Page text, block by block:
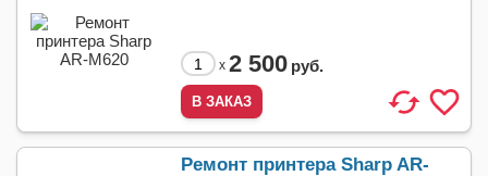
x 2 500 руб.
Ремонт принтера Sharp AR-